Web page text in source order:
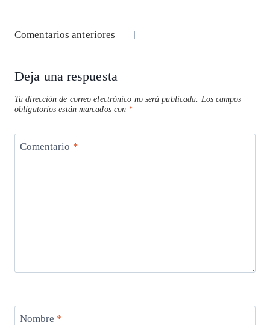
Navegación
comentarios
Comentarios anteriores
Deja una respuesta
Tu dirección de correo electrónico no será publicada.
Los campos
obligatorios están marcados con *
Comentario *
Nombre *